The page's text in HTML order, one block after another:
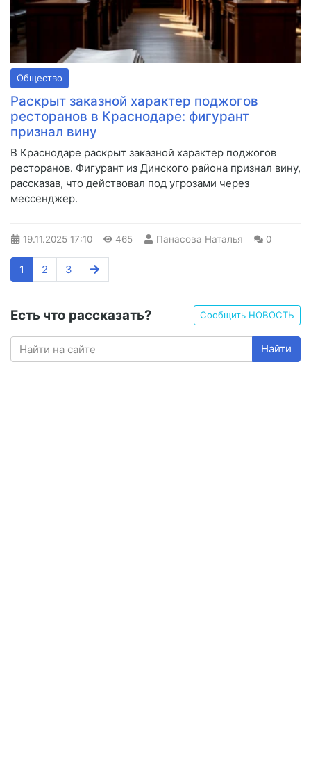
Общество
Раскрыт заказной характер поджогов
ресторанов в Краснодаре: фигурант
признал вину
В Краснодаре раскрыт заказной характер поджогов
ресторанов. Фигурант из Динского района признал вину,
рассказав, что действовал под угрозами через
мессенджер.
19.11.2025 17:10 465 Панасова Наталья 0
1 2 3
Есть что рассказать? Сообщить НОВОСТЬ
Найти